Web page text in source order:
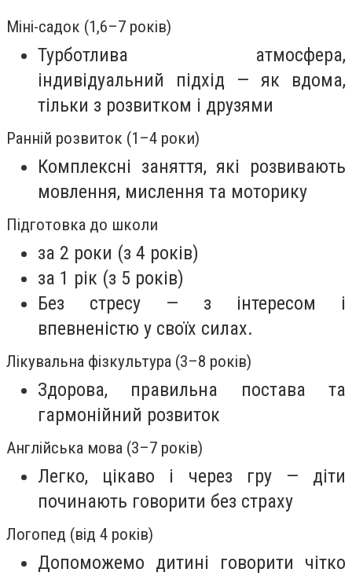
Міні-садок (1,6–7 років)
Турботлива атмосфера,
індивідуальний підхід — як вдома,
тільки з розвитком і друзями
Ранній розвиток (1–4 роки)
Комплексні заняття, які розвивають
мовлення, мислення та моторику
Підготовка до школи
за 2 роки (з 4 років)
за 1 рік (з 5 років)
Без стресу — з інтересом і
впевненістю у своїх силах.
Лікувальна фізкультура (3–8 років)
Здорова, правильна постава та
гармонійний розвиток
Англійська мова (3–7 років)
Легко, цікаво і через гру — діти
починають говорити без страху
Логопед (від 4 років)
Допоможемо дитині говорити чітко